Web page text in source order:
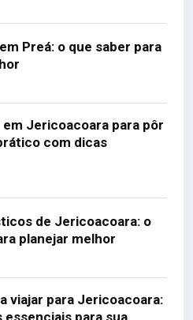
Preá: o que saber para
Jericoacoara para pôr
com dicas
de Jericoacoara: o
planejar melhor
viajar para Jericoacoara:
para sua